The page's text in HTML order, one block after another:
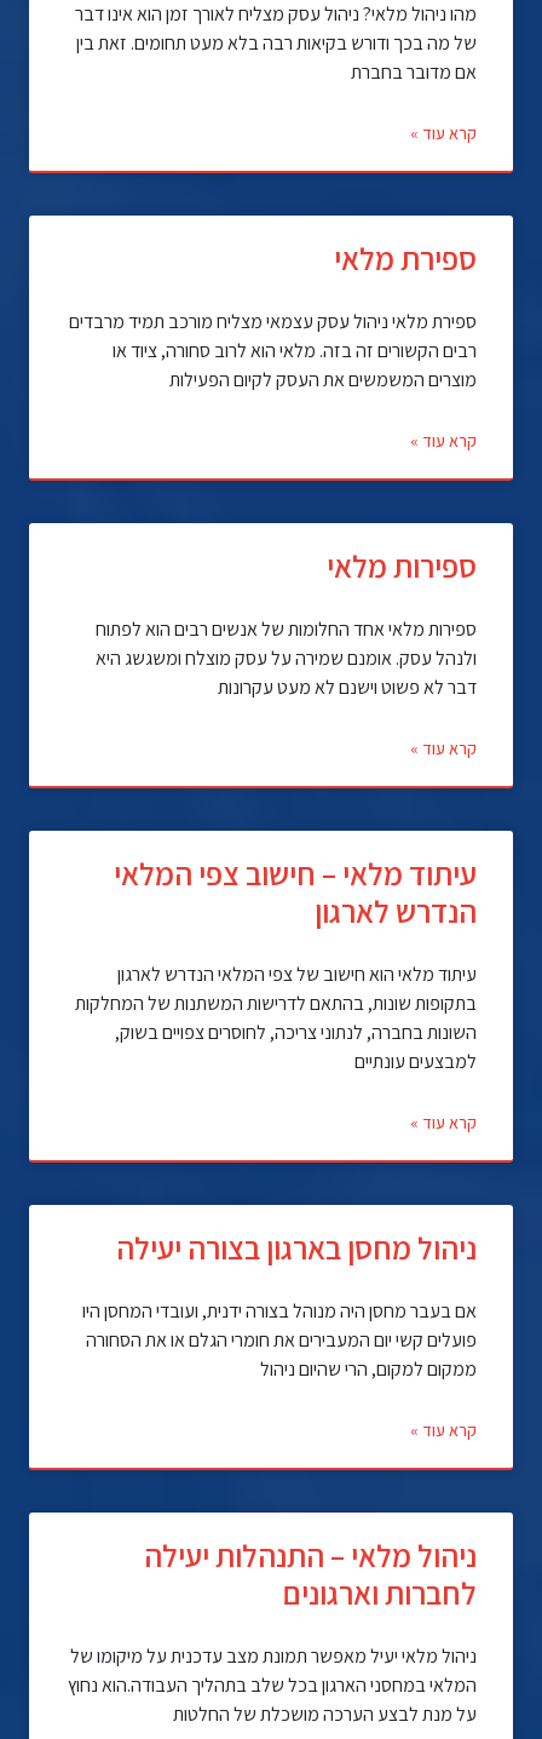
מהו ניהול מלאי? ניהול עסק מצליח לאורך זמן הוא אינו דבר
של מה בכך ודורש בקיאות רבה בלא מעט תחומים. זאת בין
אם מדובר בחברת
קרא עוד »
ספירת מלאי
ספירת מלאי ניהול עסק עצמאי מצליח מורכב תמיד מרבדים
רבים הקשורים זה בזה. מלאי הוא לרוב סחורה, ציוד או
מוצרים המשמשים את העסק לקיום הפעילות
קרא עוד »
ספירות מלאי
ספירות מלאי אחד החלומות של אנשים רבים הוא לפתוח
ולנהל עסק. אומנם שמירה על עסק מוצלח ומשגשג היא
דבר לא פשוט וישנם לא מעט עקרונות
קרא עוד »
עיתוד מלאי – חישוב צפי המלאי
הנדרש לארגון
עיתוד מלאי הוא חישוב של צפי המלאי הנדרש לארגון
בתקופות שונות, בהתאם לדרישות המשתנות של המחלקות
השונות בחברה, לנתוני צריכה, לחוסרים צפויים בשוק,
למבצעים עונתיים
קרא עוד »
ניהול מחסן בארגון בצורה יעילה
אם בעבר מחסן היה מנוהל בצורה ידנית, ועובדי המחסן היו
פועלים קשי יום המעבירים את חומרי הגלם או את הסחורה
ממקום למקום, הרי שהיום ניהול
קרא עוד »
ניהול מלאי – התנהלות יעילה
לחברות וארגונים
ניהול מלאי יעיל מאפשר תמונת מצב עדכנית על מיקומו של
המלאי במחסני הארגון בכל שלב בתהליך העבודה.הוא נחוץ
על מנת לבצע הערכה מושכלת של החלטות